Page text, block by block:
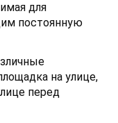
для
постоянную
на улице,
перед